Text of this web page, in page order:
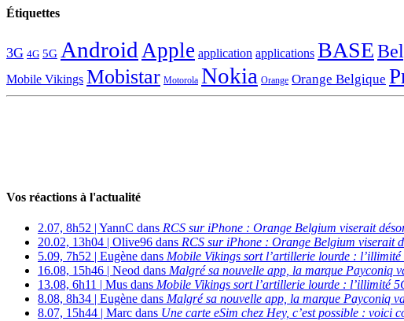
Étiquettes
3G 4G 5G Android Apple application applications BASE
Mobile Vikings Mobistar Motorola Nokia Orange Orange Belgique
Vos réactions à l'actualité
2.07, 8h52 | YannC dans RCS sur iPhone : Orange Belgium viserait
20.02, 13h04 | Olive96 dans RCS sur iPhone : Orange Belgium viserait
5.09, 7h52 | Eugène dans Mobile Vikings sort l’artillerie lourde : l’illimité
16.08, 15h46 | Neod dans Malgré sa nouvelle app, la marque Payconiq
13.08, 6h11 | Mus dans Mobile Vikings sort l’artillerie lourde : l’illimité
8.08, 8h34 | Eugène dans Malgré sa nouvelle app, la marque Payconiq
8.07, 15h44 | Marc dans Une carte eSim chez Hey, c’est possible : voici